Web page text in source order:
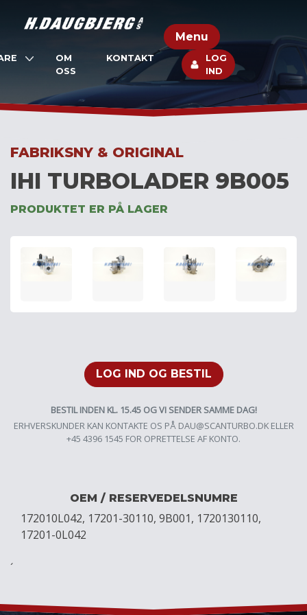
Menu
OM
OSS
KONTAKT
LOG
IND
FABRIKSNY & ORIGINAL
IHI TURBOLADER 9B005
PRODUKTET ER PÅ LAGER
LOG IND OG BESTIL
BESTIL INDEN KL. 15.45 OG VI SENDER SAMME DAG!
ERHVERSKUNDER KAN KONTAKTE OS PÅ DAU@SCANTURBO.DKELLER
+45 4396 1545 FOR OPRETTELSE AF KONTO.
OEM / RESERVEDELSNUMRE
172010L042, 17201-30110, 9B001, 1720130110,
17201-0L042
´